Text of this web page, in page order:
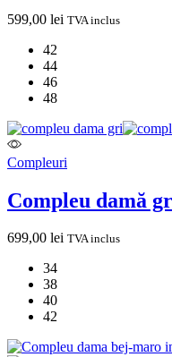
599,00 lei TVA inclus
42
44
46
48
Compleuri
Compleu damă
699,00 lei TVA inclus
34
38
40
42